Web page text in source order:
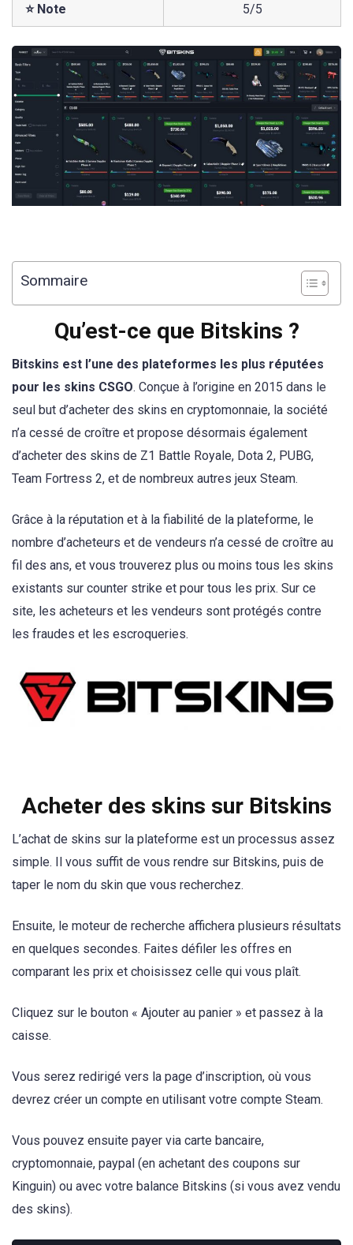
⭐ Note 5/5
Sommaire
Qu’est-ce que Bitskins ?
Bitskins est l’une des plateformes les plus réputées
pour les skins CSGO. Conçue à l’origine en 2015 dans le
seul but d’acheter des skins en cryptomonnaie, la société
n’a cessé de croître et propose désormais également
d’acheter des skins de Z1 Battle Royale, Dota 2, PUBG,
Team Fortress 2, et de nombreux autres jeux Steam.
Grâce à la réputation et à la fiabilité de la plateforme, le
nombre d’acheteurs et de vendeurs n’a cessé de croître au
fil des ans, et vous trouverez plus ou moins tous les skins
existants sur counter strike et pour tous les prix. Sur ce
site, les acheteurs et les vendeurs sont protégés contre
les fraudes et les escroqueries.
Acheter des skins sur Bitskins
L’achat de skins sur la plateforme est un processus assez
simple. Il vous suffit de vous rendre sur Bitskins, puis de
taper le nom du skin que vous recherchez.
Ensuite, le moteur de recherche affichera plusieurs résultats
en quelques secondes. Faites défiler les offres en
comparant les prix et choisissez celle qui vous plaît.
Cliquez sur le bouton « Ajouter au panier » et passez à la
caisse.
Vous serez redirigé vers la page d’inscription, où vous
devrez créer un compte en utilisant votre compte Steam.
Vous pouvez ensuite payer via carte bancaire,
cryptomonnaie, paypal (en achetant des coupons sur
Kinguin) ou avec votre balance Bitskins (si vous avez vendu
des skins).